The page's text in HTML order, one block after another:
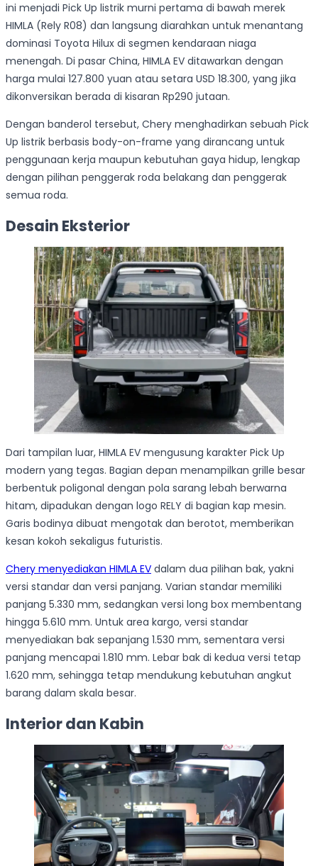
ini menjadi Pick Up listrik murni pertama di bawah merek
HIMLA (Rely R08) dan langsung diarahkan untuk menantang
dominasi Toyota Hilux di segmen kendaraan niaga
menengah. Di pasar China, HIMLA EV ditawarkan dengan
harga mulai 127.800 yuan atau setara USD 18.300, yang jika
dikonversikan berada di kisaran Rp290 jutaan.
Dengan banderol tersebut, Chery menghadirkan sebuah Pick
Up listrik berbasis body-on-frame yang dirancang untuk
penggunaan kerja maupun kebutuhan gaya hidup, lengkap
dengan pilihan penggerak roda belakang dan penggerak
semua roda.
Desain Eksterior
Dari tampilan luar, HIMLA EV mengusung karakter Pick Up
modern yang tegas. Bagian depan menampilkan grille besar
berbentuk poligonal dengan pola sarang lebah berwarna
hitam, dipadukan dengan logo RELY di bagian kap mesin.
Garis bodinya dibuat mengotak dan berotot, memberikan
kesan kokoh sekaligus futuristis.
Chery menyediakan HIMLA EV dalam dua pilihan bak, yakni
versi standar dan versi panjang. Varian standar memiliki
panjang 5.330 mm, sedangkan versi long box membentang
hingga 5.610 mm. Untuk area kargo, versi standar
menyediakan bak sepanjang 1.530 mm, sementara versi
panjang mencapai 1.810 mm. Lebar bak di kedua versi tetap
1.620 mm, sehingga tetap mendukung kebutuhan angkut
barang dalam skala besar.
Interior dan Kabin